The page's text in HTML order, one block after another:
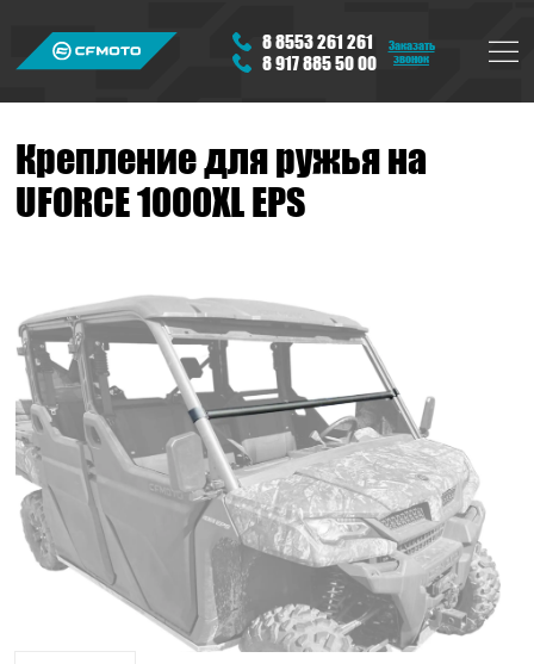
8 8553 261 261
8 917 885 50 00
Заказать
звонок
Крепление для ружья на
UFORCE 1000XL EPS